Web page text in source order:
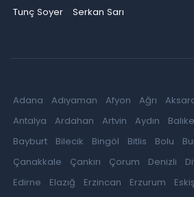
Tunç Soyer
Serkan Sarı
Adana Adıyaman Afyon Ağrı
Antalya
Ardahan Artvin Aydın
Bayburt
Bilecik Bingöl Bitlis Bolu
Çanakkale
Çankırı Çorum Denizli
Edirne
Elazığ Erzincan Erzurum